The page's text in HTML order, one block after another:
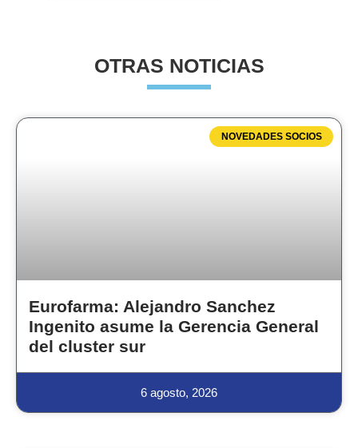
OTRAS NOTICIAS
NOVEDADES SOCIOS
Eurofarma: Alejandro Sanchez
Ingenito asume la Gerencia General
del cluster sur
6 agosto, 2026